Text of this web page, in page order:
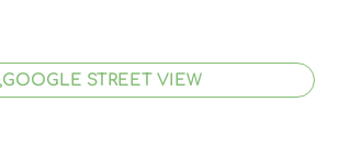
GOOGLE STREET VIEW